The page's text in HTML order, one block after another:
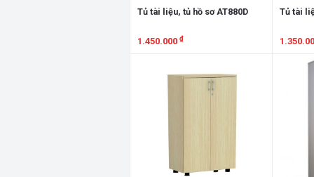
Tủ tài liệu, tủ hồ sơ AT880D
1.450.000 ₫
Tủ tài
Xem